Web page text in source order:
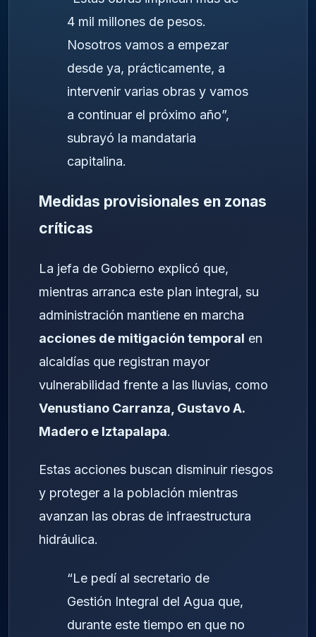
4 mil millones de pesos.
Nosotros vamos a empezar
desde ya, prácticamente, a
intervenir varias obras y vamos
a continuar el próximo año”,
subrayó la mandataria
capitalina.
Medidas provisionales en zonas
críticas
La jefa de Gobierno explicó que,
mientras arranca este plan integral, su
administración mantiene en marcha
acciones de mitigación temporal en
alcaldías que registran mayor
vulnerabilidad frente a las lluvias, como
Venustiano Carranza, Gustavo A.
Madero e Iztapalapa.
Estas acciones buscan disminuir riesgos
y proteger a la población mientras
avanzan las obras de infraestructura
hidráulica.
“Le pedí al secretario de
Gestión Integral del Agua que,
durante este tiempo en que no